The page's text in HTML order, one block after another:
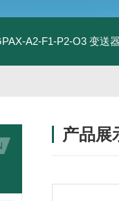
A2-F1-P2-O3 变送
产品展